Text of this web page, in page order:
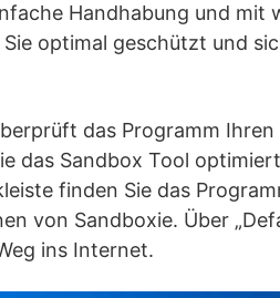
Handhabung und mit
optimal geschützt und
das Programm
das Sandbox Tool
finden Sie das
von Sandboxie. Über
ins Internet.